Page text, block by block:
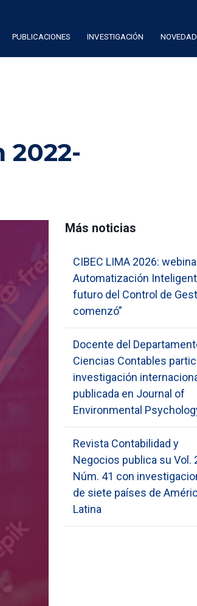
PUBLICACIONES INVESTIGACIÓN
Más noticias
CIBEC LIMA 2026:
Automatización
futuro del Control de
comenzó”
Docente del
Ciencias Contables
investigación
publicada en Journal of
Environmental
Revista Contabilidad y
Negocios publica su Vol.
Núm. 41 con
de siete países de
Latina